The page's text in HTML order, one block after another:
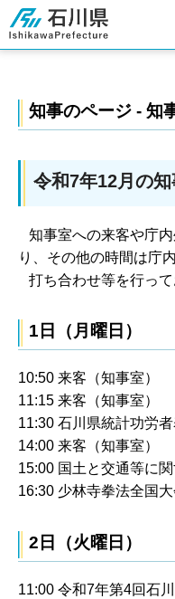
石川県
知事のページ - 知
令和7年12月の
知事室への来客や庁
り、その他の時間は庁
打ち合わせ等を行って
1日（月曜日）
10:50 来客（知事室）
11:15 来客（知事室）
11:30 石川県統計功労
14:00 来客（知事室）
15:00 国土と交通等に
16:30 少林寺拳法全国
2日（火曜日）
11:00 令和7年第4回石